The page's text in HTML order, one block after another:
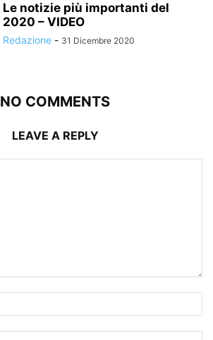
Le notizie più importanti del
2020 – VIDEO
Redazione - 31 Dicembre 2020
NO COMMENTS
LEAVE A REPLY